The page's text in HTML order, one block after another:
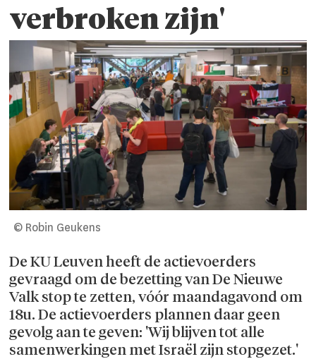
verbroken zijn'
© Robin Geukens
De KU Leuven heeft de actievoerders
gevraagd om de bezetting van De Nieuwe
Valk stop te zetten, vóór maandagavond om
18u. De actievoerders plannen daar geen
gevolg aan te geven: 'Wij blijven tot alle
samenwerkingen met Israël zijn stopgezet.'